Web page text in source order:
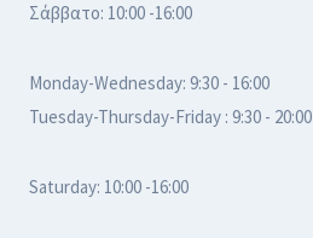
Σάββατο: 10:00 -16:00
Monday-Wednesday: 9:30 - 16:00
Tuesday-Thursday-Friday : 9:30 - 20:00
Saturday: 10:00 -16:00